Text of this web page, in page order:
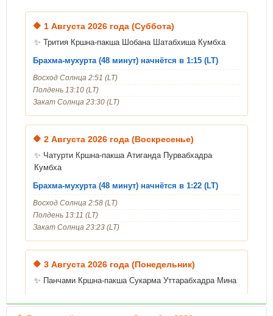
🔶 1 Августа 2026 года (Суббота)
✨ Трития Кршна-пакша Шобана Шатабхиша Кумбха
Брахма-мухурта (48 минут) начнётся в 1:15 (LT)
Восход Солнца 2:51 (LT)
Полдень 13:10 (LT)
Закат Солнца 23:30 (LT)
🔶 2 Августа 2026 года (Воскресенье)
✨ Чатурти Кршна-пакша Атиганда Пурвабхадра
Кумбха
Брахма-мухурта (48 минут) начнётся в 1:22 (LT)
Восход Солнца 2:58 (LT)
Полдень 13:11 (LT)
Закат Солнца 23:23 (LT)
🔶 3 Августа 2026 года (Понедельник)
✨ Панчами Кршна-пакша Сукарма Уттарабхадра Мина
Брахма-мухурта (48 минут) начнётся в 1:29 (LT)